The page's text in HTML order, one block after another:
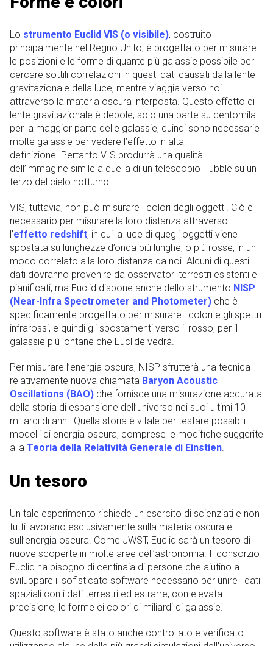
Lo strumento Euclid VIS (o visibile), costruito
principalmente nel Regno Unito, è progettato per misurare
le posizioni e le forme di quante più galassie possibile per
cercare sottili correlazioni in questi dati causati dalla lente
gravitazionale della luce, mentre viaggia verso noi
attraverso la materia oscura interposta. Questo effetto di
lente gravitazionale è debole, solo una parte su centomila
per la maggior parte delle galassie, quindi sono necessarie
molte galassie per vedere l’effetto in alta
definizione. Pertanto VIS produrrà una qualità
dell’immagine simile a quella di un telescopio Hubble su un
terzo del cielo notturno.
VIS, tuttavia, non può misurare i colori degli oggetti. Ciò è
necessario per misurare la loro distanza attraverso
l’effetto redshift, in cui la luce di quegli oggetti viene
spostata su lunghezze d’onda più lunghe, o più rosse, in un
modo correlato alla loro distanza da noi. Alcuni di questi
dati dovranno provenire da osservatori terrestri esistenti e
pianificati, ma Euclid dispone anche dello strumento NISP
(Near-Infra Spectrometer and Photometer) che è
specificamente progettato per misurare i colori e gli spettri
infrarossi, e quindi gli spostamenti verso il rosso, per il
galassie più lontane che Euclide vedrà.
Per misurare l’energia oscura, NISP sfrutterà una tecnica
relativamente nuova chiamata Baryon Acoustic
Oscillations (BAO) che fornisce una misurazione accurata
della storia di espansione dell’universo nei suoi ultimi 10
miliardi di anni. Quella storia è vitale per testare possibili
modelli di energia oscura, comprese le modifiche suggerite
alla Teoria della Relatività Generale di Einstien.
Un tesoro
Un tale esperimento richiede un esercito di scienziati e non
tutti lavorano esclusivamente sulla materia oscura e
sull’energia oscura. Come JWST, Euclid sarà un tesoro di
nuove scoperte in molte aree dell’astronomia. Il consorzio
Euclid ha bisogno di centinaia di persone che aiutino a
sviluppare il sofisticato software necessario per unire i dati
spaziali con i dati terrestri ed estrarre, con elevata
precisione, le forme ei colori di miliardi di galassie.
Questo software è stato anche controllato e verificato